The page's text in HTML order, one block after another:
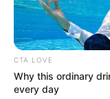
CTA LOVE
Why this ordinary
every day